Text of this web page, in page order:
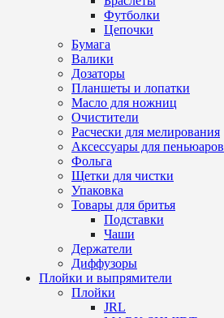
Футболки
Цепочки
Бумага
Валики
Дозаторы
Планшеты и лопатки
Масло для ножниц
Очистители
Расчески для мелирования
Аксессуары для пеньюаров
Фольга
Щетки для чистки
Упаковка
Товары для бритья
Подставки
Чаши
Держатели
Диффузоры
Плойки и выпрямители
Плойки
JRL